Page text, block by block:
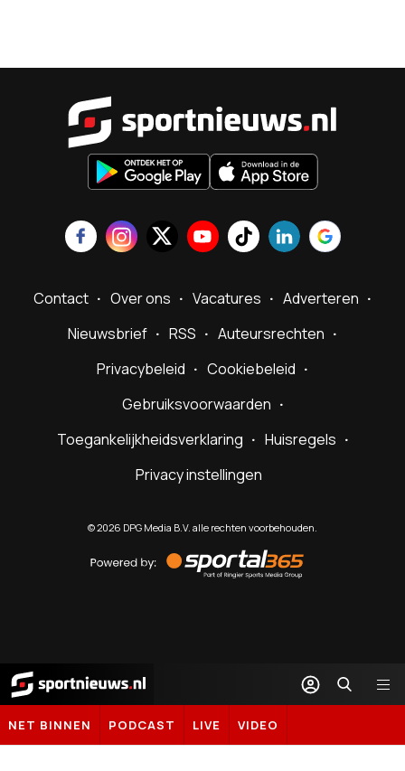
Contact Over ons Vacatures
Adverteren
Nieuwsbrief
RSS
Auteursrechten
Privacybeleid
Cookiebeleid
Gebruiksvoorwaarden
Toegankelijkheidsverklaring
Huisregels
Privacy instellingen
©2026 DPG Media B.V. alle rechten voorbehouden.
by
Sportal365
Sportnieuws.nl
NET BINNEN PODCAST LIVE VIDEO